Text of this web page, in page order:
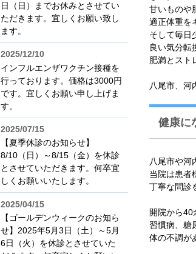
甘いものや
適正体重を
そして毎日
良い気分転
肥満とスト
八尾市、河
健康に
八尾市や河
当院は患者
丁寧な問診
開院から40
習慣病、糖
体の不調が
日（日）までお休みとさせてい
ただきます。宜しくお願い致し
ます。
2025/12/10
インフルエンザワクチン接種を
行っております。価格は3000円
です。宜しくお願い申し上げま
す。
2025/07/15
【夏季休診のお知らせ】
8/10（日）～8/15（金）を休診
とさせていただきます。何卒宜
しくお願いいたします。
2025/04/15
【ゴールデンウィークのお知ら
せ】2025年5月3日（土）～5月
6日（火）を休診とさせていた